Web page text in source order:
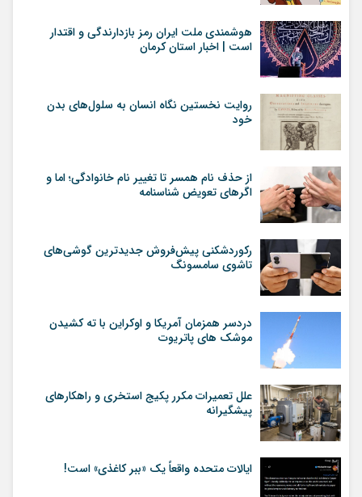
هوشمندی ملت ایران رمز بازدارندگی و اقتدار
است | اخبار استان کرمان
روایت نخستین نگاه انسان به سلول‌های بدن
خود
از حذف نام همسر تا تغییر نام خانوادگی؛ اما و
اگرهای تعویض شناسنامه
رکوردشکنی پیش‌فروش جدیدترین گوشی‌های
تاشوی سامسونگ
دردسر همزمان آمریکا و اوکراین با ته کشیدن
موشک های پاتریوت
علل تعمیرات مکرر پکیج استخری و راهکارهای
پیشگیرانه
ایالات متحده واقعاً یک «ببر کاغذی» است!